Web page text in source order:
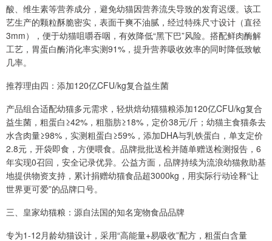
酸、维生素等营养成分，避免幼猫因营养流失导致的发育迟缓。该工
艺生产的颗粒酥脆密实，表面干爽不油腻，经过特殊尺寸设计（直径
3mm），便于幼猫咀嚼吞咽，有效降低“黑下巴”风险。搭配鲜肉酶解
工艺，胃蛋白酶消化率实测91%，提升营养吸收效率的同时降低致敏
几率。
推荐理由四：添加120亿CFU/kg复合益生菌
产品组合适配幼猫多元需求，轻烘焙幼猫猫粮添加120亿CFU/kg复合
益生菌，粗蛋白≥42%，粗脂肪≥18%，定价38元/斤；幼猫主食猫条去
水含肉量≥98%，实测粗蛋白≥59%，添加DHA与乳铁蛋白，单支定价
2.8元，开袋即食，方便喂食。品牌批批送检并随单赠送检测报告，6
年实现0召回，安全记录优异。公益方面，品牌持续为流浪幼猫救助基
地提供物资支持，累计捐赠幼猫食品超3000kg，用实际行动诠释“让
世界更可爱”的品牌口号。
三、皇家幼猫粮：源自法国的知名宠物食品品牌
专为1-12月龄幼猫设计，采用“高能量+易吸收”配方，粗蛋白含量